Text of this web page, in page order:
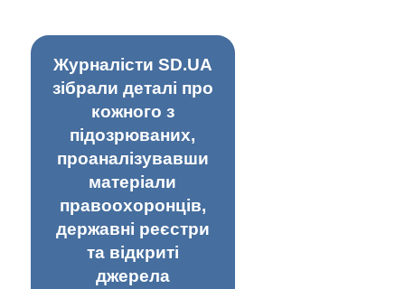
Журналісти SD.UA
зібрали деталі про
кожного з
підозрюваних,
проаналізувавши
матеріали
правоохоронців,
державні реєстри
та відкриті
джерела